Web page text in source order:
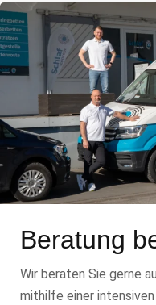
Beratung
Wir beraten Sie gerne
mithilfe einer